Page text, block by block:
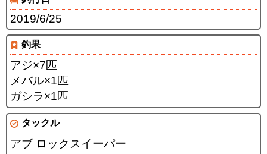
2019/6/25
釣果
アジ×7匹
メバル×1匹
ガシラ×1匹
タックル
アブ ロックスイーパー